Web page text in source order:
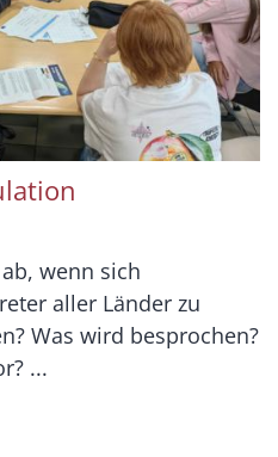
wenn sich
aller Länder zu
Was wird besprochen?
...